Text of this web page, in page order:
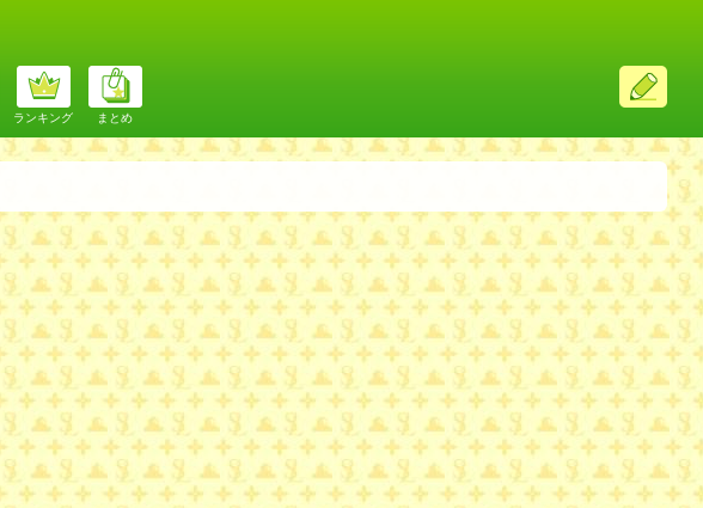
ス
レ
投
ランキング まとめ